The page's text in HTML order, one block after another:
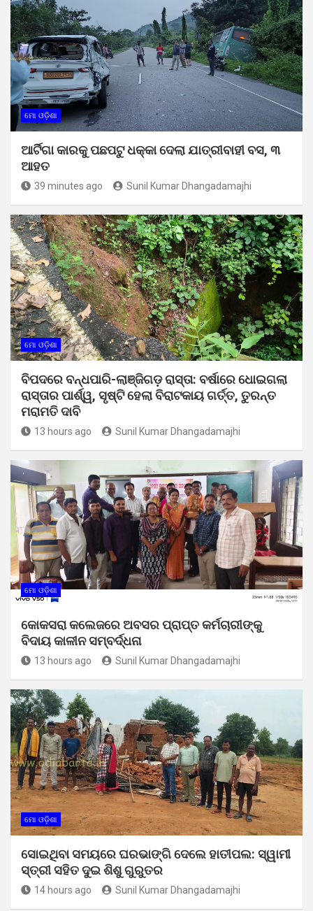
ମୋ ଓଡ଼ିଶା
ଆର୍ଟିଗା କାରକୁ ପଛପଟୁ ଧକ୍କା ଦେଲା ଯାତ୍ରୀବାହୀ ବସ, ୩
ଆହତ
39 minutes ago Sunil Kumar Dhangadamajhi
ମୋ ଓଡ଼ିଶା
ବିପଦରେ ବନ୍ଧପାରି-ଲାଞ୍ଜିଗଡ଼ ରାସ୍ତା: ବର୍ଷାରେ ଧୋଇଗଲା
ରାସ୍ତାର ପାର୍ଶ୍ୱ, ସୃଷ୍ଟି ହେଲା ବିରାଟକାୟ ଗର୍ତ୍ତ, ତୁରନ୍ତ
ମରାମତି ଦାବି
13 hours ago Sunil Kumar Dhangadamajhi
ମୋ ଓଡ଼ିଶା
କୋକସରା କଲେଜରେ ଅବସର ପ୍ରାପ୍ତ କର୍ମଚାରୀଙ୍କୁ
ବିଦାୟ କାଳୀନ ସମ୍ବର୍ଦ୍ଧନା
13 hours ago Sunil Kumar Dhangadamajhi
ମୋ ଓଡ଼ିଶା
ସୋଇଥିବା ସମୟରେ ଘରଭାଙ୍ଗି ଦେଲେ ହାତୀପଲ: ସ୍ୱାମୀ
ସ୍ତ୍ରୀ ସହିତ ଦୁଇ ଶିଶୁ ଗୁରୁତର
14 hours ago Sunil Kumar Dhangadamajhi